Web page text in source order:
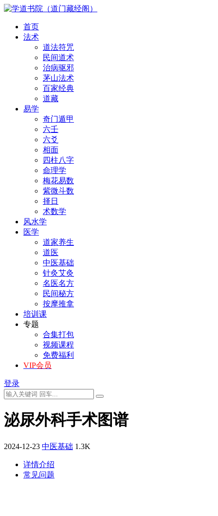
首页
法术
道法符咒
民间道术
治病驱邪
茅山法术
百家经典
道藏
易学
奇门遁甲
六壬
六爻
相面
四柱八字
命理学
梅花易数
紫微斗数
择日
术数学
风水学
医学
道家养生
道医
中医基础
针灸艾灸
名医名方
民间秘方
按摩推拿
培训课
专题
合集打包
视频课程
免费福利
VIP会员
登录
泌尿外科手术图谱
2024-12-23 中医基础 1.3K
详情介绍
常见问题